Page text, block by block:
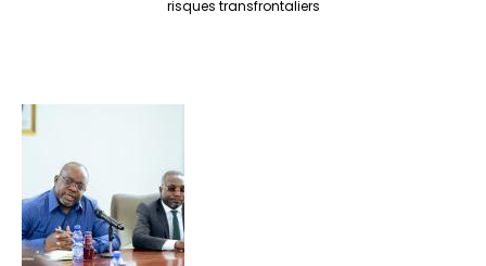
risques transfrontaliers